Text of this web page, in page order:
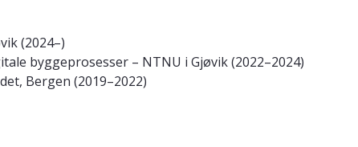
(2024–)
byggeprosesser – NTNU i Gjøvik (2022–2024)
Bergen (2019–2022)